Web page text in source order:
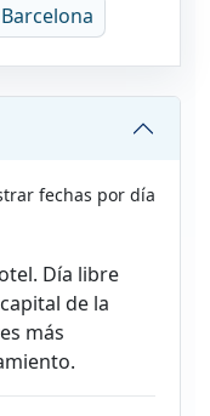
Barcelona
fechas por día
Día libre
de la
más